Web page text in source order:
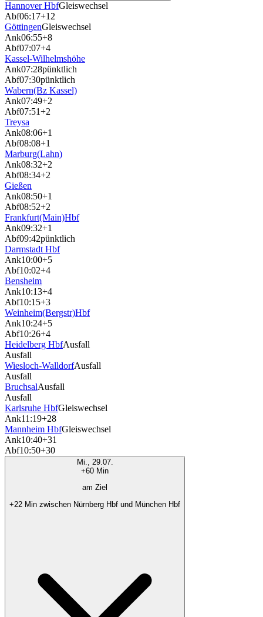
Hannover HbfGleiswechsel
Abf06:17+12
GöttingenGleiswechsel
Ank06:55+8
Abf07:07+4
Kassel-Wilhelmshöhe
Ank07:28pünktlich
Abf07:30pünktlich
Wabern(Bz Kassel)
Ank07:49+2
Abf07:51+2
Treysa
Ank08:06+1
Abf08:08+1
Marburg(Lahn)
Ank08:32+2
Abf08:34+2
Gießen
Ank08:50+1
Abf08:52+2
Frankfurt(Main)Hbf
Ank09:32+1
Abf09:42pünktlich
Darmstadt Hbf
Ank10:00+5
Abf10:02+4
Bensheim
Ank10:13+4
Abf10:15+3
Weinheim(Bergstr)Hbf
Ank10:24+5
Abf10:26+4
Heidelberg HbfAusfall
Ausfall
Wiesloch-WalldorfAusfall
Ausfall
BruchsalAusfall
Ausfall
Karlsruhe HbfGleiswechsel
Ank11:19+28
Mannheim HbfGleiswechsel
Ank10:40+31
Abf10:50+30
Mi., 29.07.
+60 Min
am Ziel
+22 Min zwischen Nürnberg Hbf und München Hbf